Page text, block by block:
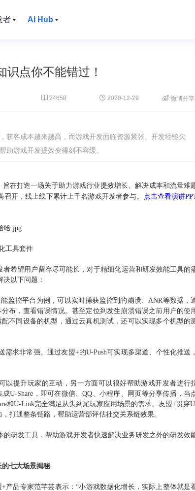
者 AI Hub
点你不能错过！
 24658  2020-12-29  微博分享
获客成本越来越高，而游戏开发面临资源紧张、开发经验欠
助游戏开发提效变得刻不容缓。
在打造一场关于助力游戏行业提效增长、解决成本和流量难
召开，线上线下累计上千名游戏开发者参与。 点击查看演讲
工具套件
希望用户留存尽可能长，对于精细化运营和研发效能工具的
以下问题：
监控平台为例，可以实时捕获监控到的崩溃、ANR等数据，
布，查看错误情况。甚至定位到发生崩溃错误之前用户的使
不同设备的机型，通过云真机测试，还可以实现多个机型的
需求非常强。通过友盟+的U-Push可实现多渠道、个性化推送，
以提升玩家的互动，另一方面可以很好帮助游戏开发者进行
U-Share，即可在微信、QQ、小程序、网页等分享传播，当
和U-Link完全满足从头到尾玩家应用场景的需求。友盟+贯穿
打通整条链路，帮助运营部评估社交关系链效果。
研发工具，帮助游戏开发者快速解决业务研发之外的研发效
七大场景揭秘
产品专家范芊芸表示：“小游戏数据化增长，实际上整体就是